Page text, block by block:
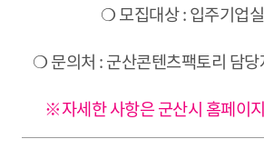
❍모집대상 : 입주기업
❍문의처 : 군산콘텐츠팩토리 담
※자세한 사항은 군산시 홈페이